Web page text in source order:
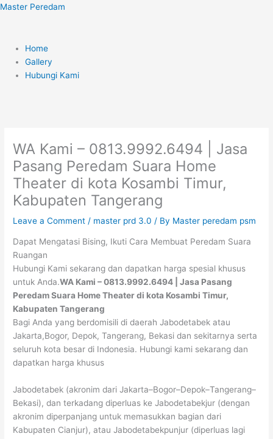
Skip
Master Peredam
Menu
Home
Gallery
Hubungi Kami
WA Kami – 0813.9992.6494 | Jasa
Pasang Peredam Suara Home
Theater di kota Kosambi Timur,
Kabupaten Tangerang
Leave a Comment / master prd 3.0 / By Master peredam psm
Dapat Mengatasi Bising, Ikuti Cara Membuat Peredam Suara
Ruangan
Hubungi Kami sekarang dan dapatkan harga spesial khusus
untuk Anda.WA Kami – 0813.9992.6494 | Jasa Pasang
Peredam Suara Home Theater di kota Kosambi Timur,
Kabupaten Tangerang
Bagi Anda yang berdomisili di daerah Jabodetabek atau
Jakarta,Bogor, Depok, Tangerang, Bekasi dan sekitarnya serta
seluruh kota besar di Indonesia. Hubungi kami sekarang dan
dapatkan harga khusus
Jabodetabek (akronim dari Jakarta–Bogor–Depok–Tangerang–
Bekasi), dan terkadang diperluas ke Jabodetabekjur (dengan
akronim diperpanjang untuk memasukkan bagian dari
Kabupaten Cianjur), atau Jabodetabekpunjur (diperluas lagi